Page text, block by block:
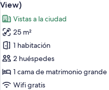
las
fotos
de
Habitación
superior,
1
cama
View)
Vistas a la ciudad
25 m²
1 habitación
2 huéspedes
1 cama de matrimonio grande
Wifi gratis